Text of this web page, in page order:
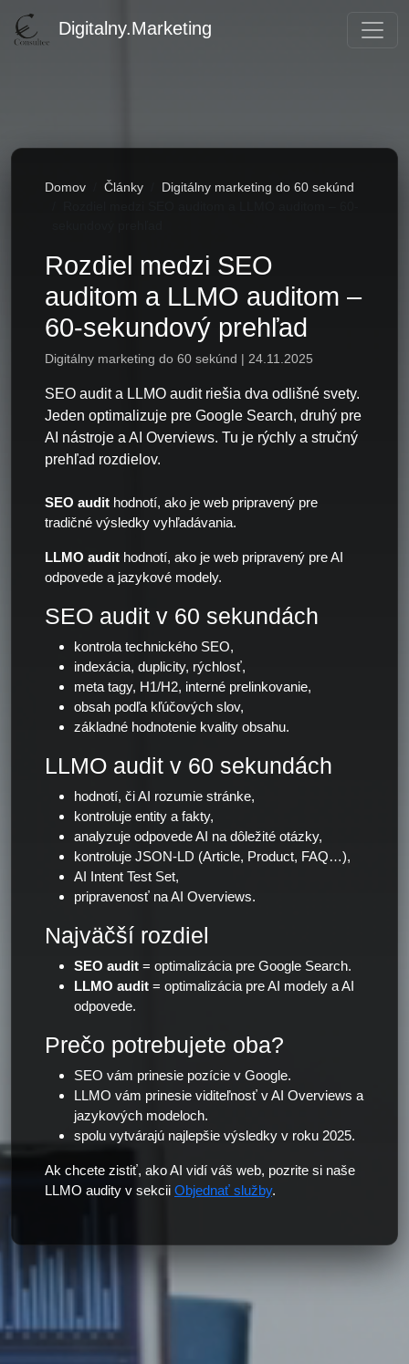
Digitalny.Marketing
Domov Články
Digitálny marketing do 60 sekúnd
Rozdiel medzi SEO
auditom a LLMO auditom –
60-sekundový prehľad
Digitálny marketing do 60 sekúnd | 24.11.2025
SEO audit a LLMO audit riešia dva odlišné svety.
Jeden optimalizuje pre Google Search, druhý pre
AI nástroje a AI Overviews. Tu je rýchly a stručný
prehľad rozdielov.
SEO audit hodnotí, ako je web pripravený pre
tradičné výsledky vyhľadávania.
LLMO audit hodnotí, ako je web pripravený pre AI
odpovede a jazykové modely.
SEO audit v 60 sekundách
kontrola technického SEO,
indexácia, duplicity, rýchlosť,
meta tagy, H1/H2, interné prelinkovanie,
obsah podľa kľúčových slov,
základné hodnotenie kvality obsahu.
LLMO audit v 60 sekundách
hodnotí, či AI rozumie stránke,
kontroluje entity a fakty,
analyzuje odpovede AI na dôležité otázky,
kontroluje JSON-LD (Article, Product, FAQ…),
AI Intent Test Set,
pripravenosť na AI Overviews.
Najväčší rozdiel
SEO audit = optimalizácia pre Google Search.
LLMO audit = optimalizácia pre AI modely a AI
odpovede.
Prečo potrebujete oba?
SEO vám prinesie pozície v Google.
LLMO vám prinesie viditeľnosť v AI Overviews a
jazykových modeloch.
spolu vytvárajú najlepšie výsledky v roku 2025.
Ak chcete zistiť, ako AI vidí váš web, pozrite si naše
LLMO audity v sekcii Objednať služby.